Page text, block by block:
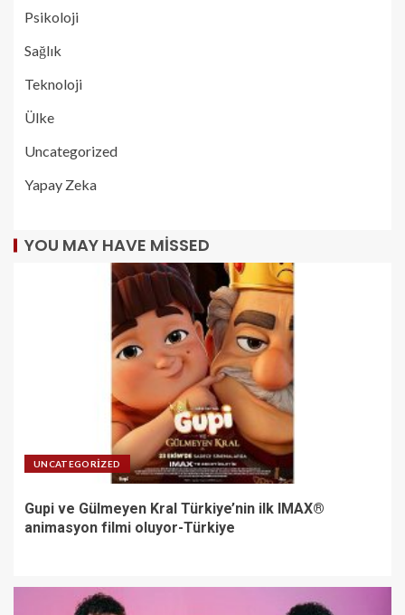
Psikoloji
Sağlık
Teknoloji
Ülke
Uncategorized
Yapay Zeka
YOU MAY HAVE MISSED
UNCATEGORIZED
Gupi ve Gülmeyen Kral Türkiye’nin ilk IMAX®
animasyon filmi oluyor-Türkiye